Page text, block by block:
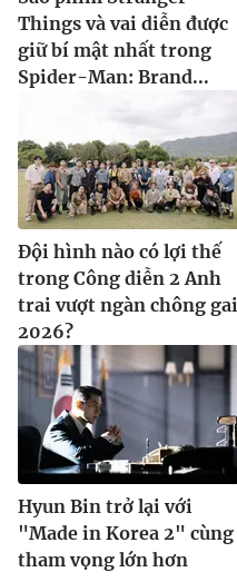
Things và vai diễn được
giữ bí mật nhất trong
Spider-Man: Brand...
Đội hình nào có lợi thế
trong Công diễn 2 Anh
trai vượt ngàn chông gai
2026?
Hyun Bin trở lại với
"Made in Korea 2" cùng
tham vọng lớn hơn